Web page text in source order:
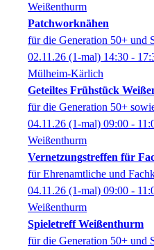
Weißenthurm
Patchworknähen
für die Generation 50+ und
02.11.26 (1-mal) 14:30 -
Mülheim-Kärlich
Geteiltes Frühstück
für die Generation 50+
04.11.26 (1-mal) 09:00 -
Weißenthurm
Vernetzungstreffen für
für Ehrenamtliche und
04.11.26 (1-mal) 09:00 -
Weißenthurm
Spieletreff Weißenthurm
für die Generation 50+ und